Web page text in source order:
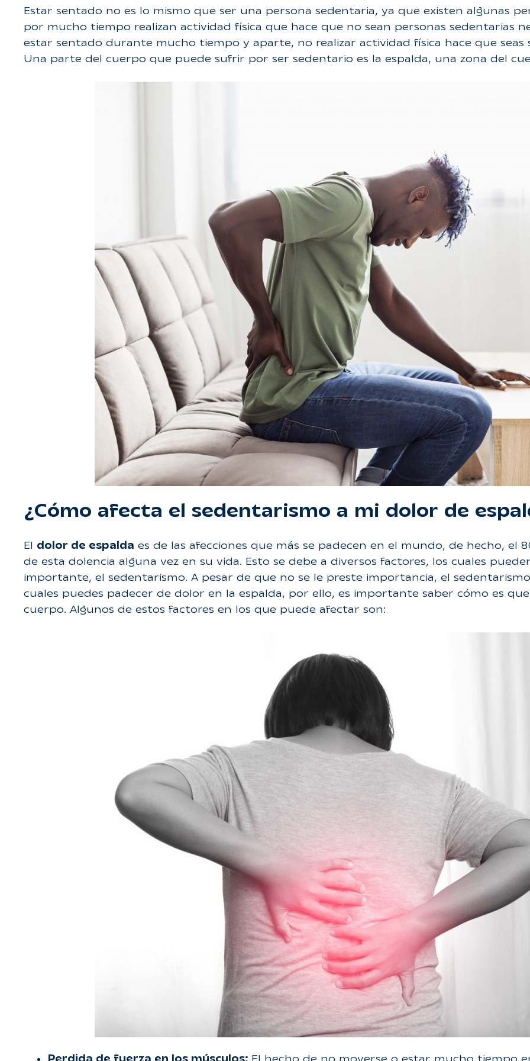
Estar sentado no es lo mismo que ser una persona sedentaria, ya que existen algunas
por mucho tiempo realizan actividad física que hace que no sean personas sedentarias
estar sentado durante mucho tiempo y aparte, no realizar actividad física hace que
Una parte del cuerpo que puede sufrir por ser sedentario es la espalda, una zona del
¿Cómo afecta el sedentarismo a mi dolor de
El dolor de espalda es de las afecciones que más se padecen en el mundo, de hecho, el
de esta dolencia alguna vez en su vida. Esto se debe a diversos factores, los cuales
importante, el sedentarismo. A pesar de que no se le preste importancia, el
cuales puedes padecer de dolor en la espalda, por ello, es importante saber cómo es
cuerpo. Algunos de estos factores en los que puede afectar son: